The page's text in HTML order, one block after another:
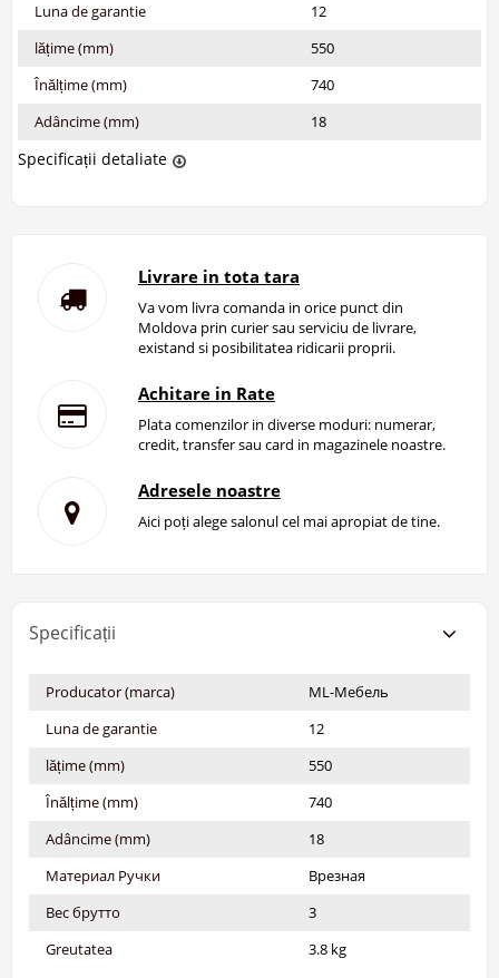
Luna de garantie
12
lățime (mm)
550
Înălțime (mm)
740
Adâncime (mm)
18
Specificații detaliate
Livrare in tota tara
Va vom livra comanda in orice punct din
Moldova prin curier sau serviciu de livrare,
existand si posibilitatea ridicarii proprii.
Achitare in Rate
Plata comenzilor in diverse moduri: numerar,
credit, transfer sau card in magazinele noastre.
Adresele noastre
Aici poți alege salonul cel mai apropiat de tine.
Specificații
Producator (marca)
ML-Мебель
Luna de garantie
12
lățime (mm)
550
Înălțime (mm)
740
Adâncime (mm)
18
Материал Ручки
Врезная
Вес брутто
3
Greutatea
3.8 kg